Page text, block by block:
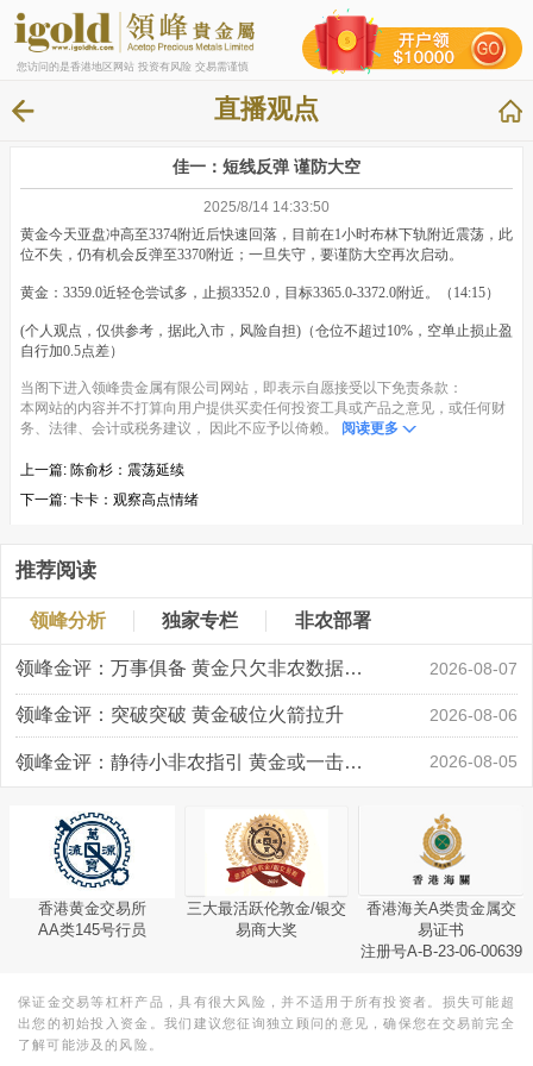
您访问的是香港地区网站 投资有风险 交易需谨慎
直播观点
佳一：短线反弹 谨防大空
2025/8/14 14:33:50
黄金今天亚盘冲高至3374附近后快速回落，目前在1小时布林下轨附近震荡，此
位不失，仍有机会反弹至3370附近；一旦失守，要谨防大空再次启动。
黄金：3359.0近轻仓尝试多，止损3352.0，目标3365.0-3372.0附近。（14:15）
(个人观点，仅供参考，据此入市，风险自担)（仓位不超过10%，空单止损止盈
自行加0.5点差）
当阁下进入领峰贵金属有限公司网站，即表示自愿接受以下免责条款：
本网站的内容并不打算向用户提供买卖任何投资工具或产品之意见，或任何财
务、法律、会计或税务建议， 因此不应予以倚赖。
阅读更多
上一篇: 陈俞杉：震荡延续
下一篇: 卡卡：观察高点情绪
推荐阅读
领峰分析 独家专栏 非农部署
领峰金评：万事俱备 黄金只欠非农数据“东风” 2026-08-07
领峰金评：突破突破 黄金破位火箭拉升 2026-08-06
领峰金评：静待小非农指引 黄金或一击破局 2026-08-05
香港黄金交易所
AA类145号行员
三大最活跃伦敦金/银交
易商大奖
香港海关A类贵金属交
易证书
注册号A-B-23-06-00639
保证金交易等杠杆产品，具有很大风险，并不适用于所有投资者。损失可能超
出您的初始投入资金。我们建议您征询独立顾问的意见，确保您在交易前完全
了解可能涉及的风险。